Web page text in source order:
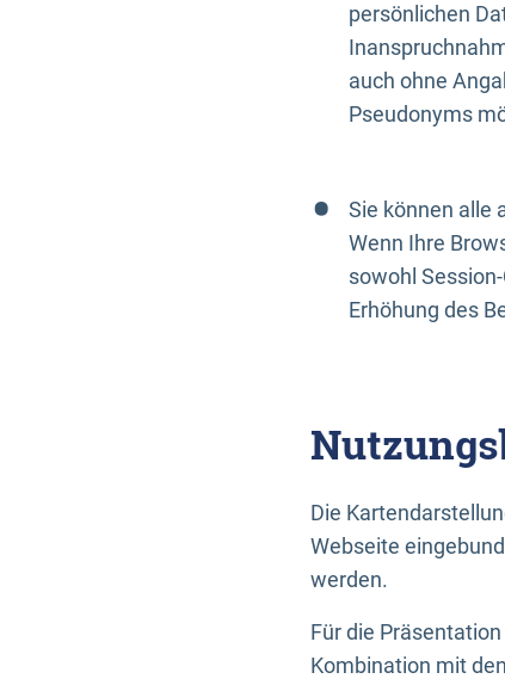
persönlichen
auch ohne
Pseudonyms
Sie können alle
Wenn Ihre
sowohl
Erhöhung des
Die
Webseite
werden.
Für die
Kombination mit